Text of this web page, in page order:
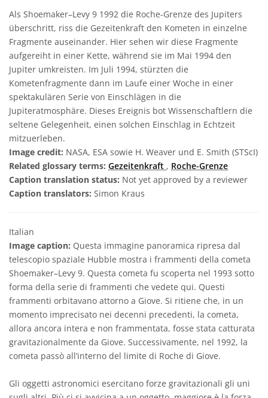
Als Shoemaker–Levy 9 1992 die Roche-Grenze des Jupiters
überschritt, riss die Gezeitenkraft den Kometen in einzelne
Fragmente auseinander. Hier sehen wir diese Fragmente
aufgereiht in einer Kette, während sie im Mai 1994 den
Jupiter umkreisten. Im Juli 1994, stürzten die
Kometenfragmente dann im Laufe einer Woche in einer
spektakulären Serie von Einschlägen in die
Jupiteratmosphäre. Dieses Ereignis bot Wissenschaftlern die
seltene Gelegenheit, einen solchen Einschlag in Echtzeit
mitzuerleben.
Image credit: NASA, ESA sowie H. Weaver und E. Smith (STScI)
Related glossary terms: Gezeitenkraft , Roche-Grenze
Caption translation status: Not yet approved by a reviewer
Caption translators: Simon Kraus
Italian
Image caption: Questa immagine panoramica ripresa dal
telescopio spaziale Hubble mostra i frammenti della cometa
Shoemaker–Levy 9. Questa cometa fu scoperta nel 1993 sotto
forma della serie di frammenti che vedete qui. Questi
frammenti orbitavano attorno a Giove. Si ritiene che, in un
momento imprecisato nei decenni precedenti, la cometa,
allora ancora intera e non frammentata, fosse stata catturata
gravitazionalmente da Giove. Successivamente, nel 1992, la
cometa passò all’interno del limite di Roche di Giove.
Gli oggetti astronomici esercitano forze gravitazionali gli uni